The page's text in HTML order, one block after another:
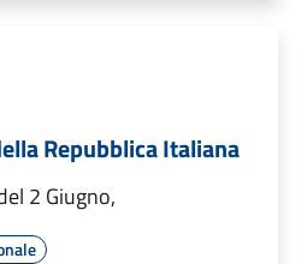
Repubblica Italiana
2 Giugno,